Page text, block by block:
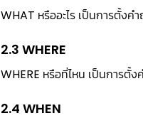
WHAT หรืออะไร เป็นการตั้งค
2.3 WHERE
WHERE หรือที่ไหน เป็นการตั้
2.4 WHEN